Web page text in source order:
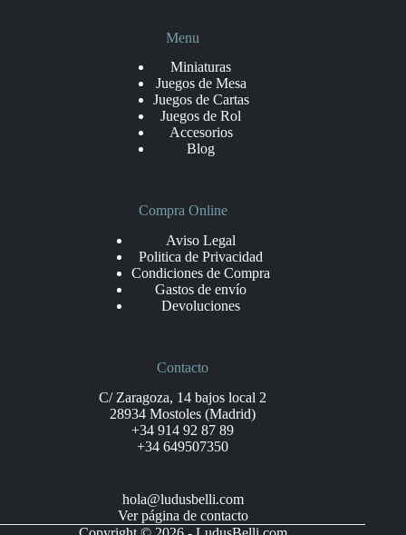
Menu
Miniaturas
Juegos de Mesa
Juegos de Cartas
Juegos de Rol
Accesorios
Blog
Compra Online
Aviso Legal
Politica de Privacidad
Condiciones de Compra
Gastos de envío
Devoluciones
Contacto
C/ Zaragoza, 14 bajos local 2
28934 Mostoles (Madrid)
+34 914 92 87 89
+34 649507350
hola@ludusbelli.com
Ver página de contacto